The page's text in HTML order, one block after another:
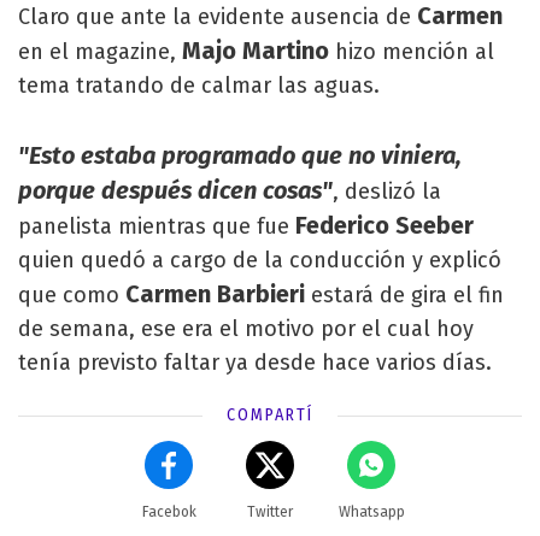
Claro que ante la evidente ausencia de Carmen
en el magazine, Majo Martino hizo mención al
tema tratando de calmar las aguas.
"Esto estaba programado que no viniera,
porque después dicen cosas", deslizó la
panelista mientras que fue Federico Seeber
quien quedó a cargo de la conducción y explicó
que como Carmen Barbieri estará de gira el fin
de semana, ese era el motivo por el cual hoy
tenía previsto faltar ya desde hace varios días.
COMPARTÍ
Facebok Twitter Whatsapp